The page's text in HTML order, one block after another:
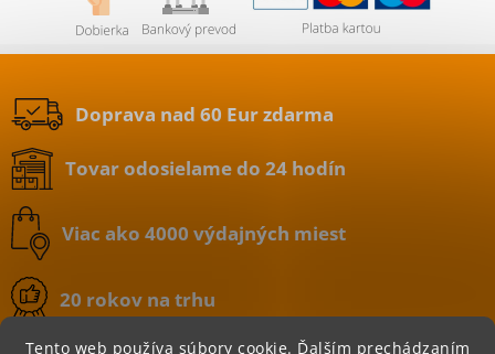
Tento web používa súbory cookie. Ďalším prechádzaním
Doprava nad 60 Eur zdarma
Tovar odosielame do 24 hodín
Viac ako 4000 výdajných miest
20 rokov na trhu